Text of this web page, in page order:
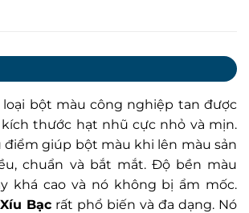
loại bột màu công nghiệp tan được
thước hạt nhũ cực nhỏ và mịn.
điểm giúp bột màu khi lên màu sản
chuẩn và bắt mắt. Độ bền màu
khá cao và nó không bị ẩm mốc.
Xíu Bạc rất phổ biến và đa dạng. Nó